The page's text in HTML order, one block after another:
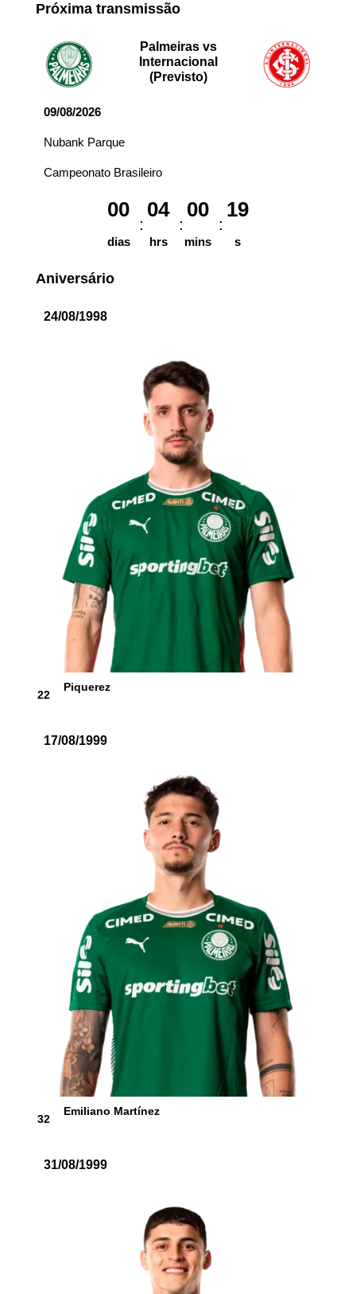
Próxima transmissão
Palmeiras vs
Internacional
(Previsto)
09/08/2026
Nubank Parque
Campeonato Brasileiro
00
dias
04
hrs
00
mins
19
s
Aniversário
24/08/1998
22
Piquerez
17/08/1999
32
Emiliano Martínez
31/08/1999